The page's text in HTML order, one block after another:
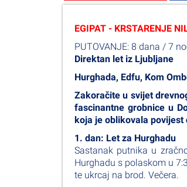
EGIPAT - KRSTARENJE
PUTOVANJE: 8 dana / 7
Direktan let iz Ljubljane
Hurghada, Edfu, Kom
Zakoračite u svijet
fascinantne grobnice u
koja je oblikovala povijest
1. dan: Let za Hurghadu
Sastanak putnika u
Hurghadu s polaskom u
te ukrcaj na brod. Večera.